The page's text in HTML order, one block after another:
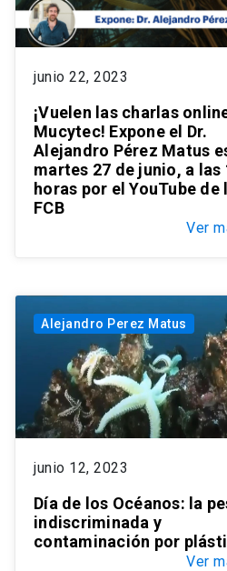
junio 22, 2023
¡Vuelen las charlas
Mucytec! Expone el Dr.
Alejandro Pérez Matus
martes 27 de junio, a las
horas por el YouTube de
FCB
Ver
Alejandro Perez Matus
junio 12, 2023
Día de los Océanos: la
indiscriminada y
contaminación por
Ver